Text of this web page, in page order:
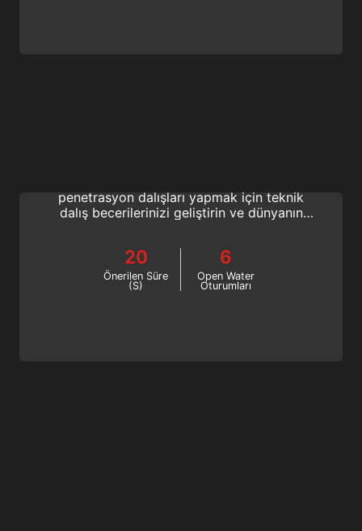
penetrasyon dalışları yapmak için teknik
dalış becerilerinizi geliştirin ve dünyanın
20
Önerilen Süre
(S)
6
Open Water
Oturumları